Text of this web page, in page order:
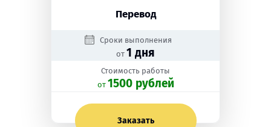
Перевод
Сроки выполнения
от 1 дня
Стоимость работы
oт 1500 рублей
Заказать